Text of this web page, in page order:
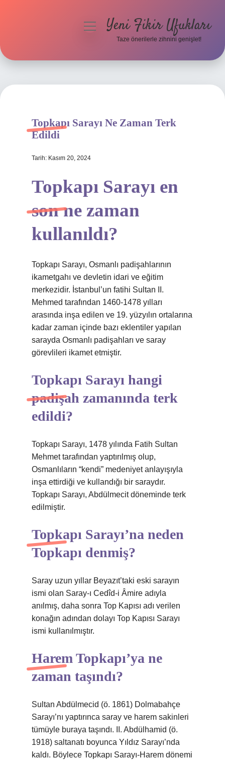
Hakkımızda
menüyüYeni Fikir Ufukları
Taze önerilerle zihnini genişlet!
Topkapı Sarayı Ne Zaman Terk
Edildi
Tarih: Kasım 20, 2024
Topkapı Sarayı en
son ne zaman
kullanıldı?
Topkapı Sarayı, Osmanlı padişahlarının
ikametgahı ve devletin idari ve eğitim
merkezidir. İstanbul’un fatihi Sultan II.
Mehmed tarafından 1460-1478 yılları
arasında inşa edilen ve 19. yüzyılın ortalarına
kadar zaman içinde bazı eklentiler yapılan
sarayda Osmanlı padişahları ve saray
görevlileri ikamet etmiştir.
Topkapı Sarayı hangi
padişah zamanında terk
edildi?
Topkapı Sarayı, 1478 yılında Fatih Sultan
Mehmet tarafından yaptırılmış olup,
Osmanlıların “kendi” medeniyet anlayışıyla
inşa ettirdiği ve kullandığı bir saraydır.
Topkapı Sarayı, Abdülmecit döneminde terk
edilmiştir.
Topkapı Sarayı’na neden
Topkapı denmiş?
Saray uzun yıllar Beyazıt’taki eski sarayın
ismi olan Saray-ı Cedîd-i Âmire adıyla
anılmış, daha sonra Top Kapısı adı verilen
konağın adından dolayı Top Kapısı Sarayı
ismi kullanılmıştır.
Harem Topkapı’ya ne
zaman taşındı?
Sultan Abdülmecid (ö. 1861) Dolmabahçe
Sarayı’nı yaptırınca saray ve harem sakinleri
tümüyle buraya taşındı. II. Abdülhamid (ö.
1918) saltanatı boyunca Yıldız Sarayı’nda
kaldı. Böylece Topkapı Sarayı-Harem dönemi